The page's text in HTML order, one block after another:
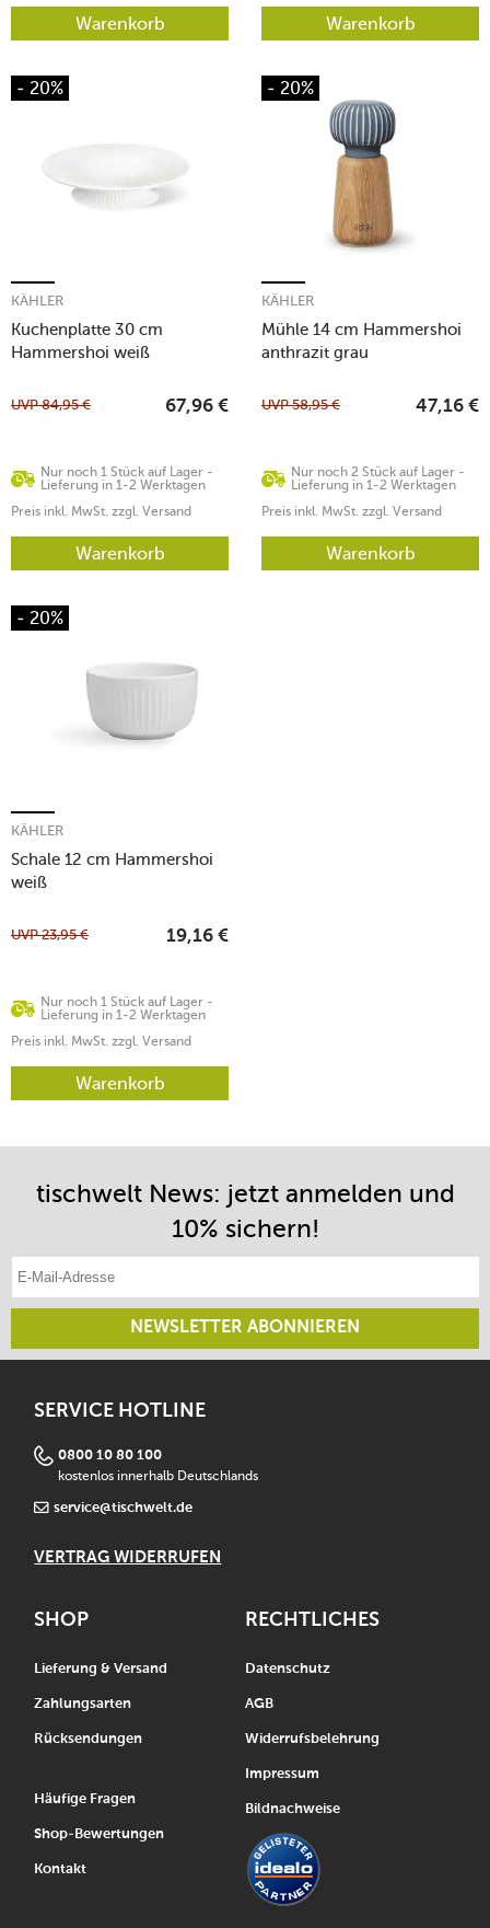
Warenkorb Warenkorb
- 20%
Kuchenplatte 30 cm
Hammershoi weiß
KÄHLER
Nur noch 1 Stück auf Lager -
Lieferung in 1-2 Werktagen
UVP84,95 € 67,96 €
Preis inkl. MwSt. zzgl. Versand
Warenkorb
- 20%
Mühle 14 cm Hammershoi
anthrazit grau
KÄHLER
Nur noch 2 Stück auf Lager -
Lieferung in 1-2 Werktagen
UVP58,95 € 47,16 €
Preis inkl. MwSt. zzgl. Versand
Warenkorb
- 20%
Schale 12 cm Hammershoi
weiß
KÄHLER
Nur noch 1 Stück auf Lager -
Lieferung in 1-2 Werktagen
UVP23,95 € 19,16 €
Preis inkl. MwSt. zzgl. Versand
Warenkorb
tischwelt News: jetzt anmelden und
10% sichern!
NEWSLETTER ABONNIEREN
SERVICE HOTLINE
0800 10 80 100
kostenlos innerhalb Deutschlands
service@tischwelt.de
VERTRAG WIDERRUFEN
SHOP
Lieferung & Versand
Zahlungsarten
Rücksendungen
Häufige Fragen
Shop-Bewertungen
Kontakt
RECHTLICHES
Datenschutz
AGB
Widerrufsbelehrung
Impressum
Bildnachweise